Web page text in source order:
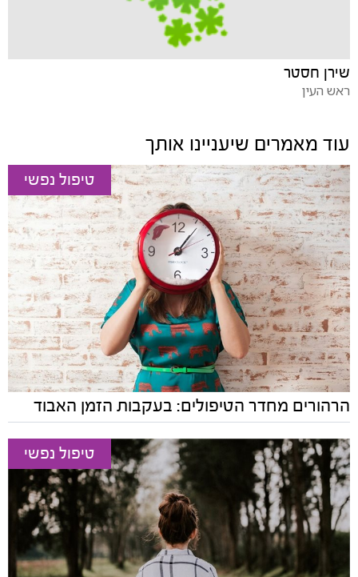
שירן חסטר
ראש העין
עוד מאמרים שיעניינו אותך
טיפול נפשי
הרהורים מחדר הטיפולים: בעקבות הזמן האבוד
טיפול נפשי